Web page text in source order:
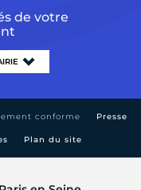
de votre
conforme Presse
Plan du site